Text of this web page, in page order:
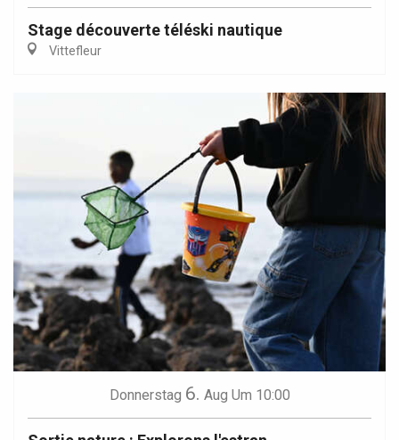
Stage découverte téléski nautique
Vittefleur
Donnerstag 6. Aug Um 10:00